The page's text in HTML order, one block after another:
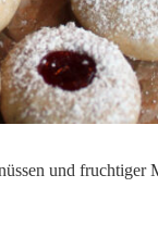
und fruchtiger